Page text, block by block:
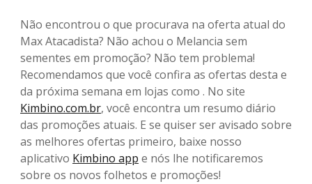
Não encontrou o que procurava na oferta atual do
Max Atacadista? Não achou o Melancia sem
sementes em promoção? Não tem problema!
Recomendamos que você confira as ofertas desta e
da próxima semana em lojas como . No site
Kimbino.com.br, você encontra um resumo diário
das promoções atuais. E se quiser ser avisado sobre
as melhores ofertas primeiro, baixe nosso
aplicativo Kimbino app e nós lhe notificaremos
sobre os novos folhetos e promoções!